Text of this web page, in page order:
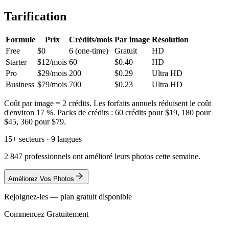
Tarification
Formule Prix Crédits/mois Par image Résolution
Free
$0 6 (one-time) Gratuit
HD
Starter
$12/mois 60 $0.40
HD
Pro
$29/mois 200 $0.29
Ultra HD
Business $79/mois 700 $0.23 Ultra HD
Coût par image = 2 crédits. Les forfaits annuels réduisent le coût
d'environ 17 %. Packs de crédits : 60 crédits pour $19, 180 pour
$45, 360 pour $79.
15+ secteurs · 9 langues
2 847 professionnels ont amélioré leurs photos cette semaine.
Améliorez Vos Photos
Rejoignez-les — plan gratuit disponible
Commencez Gratuitement